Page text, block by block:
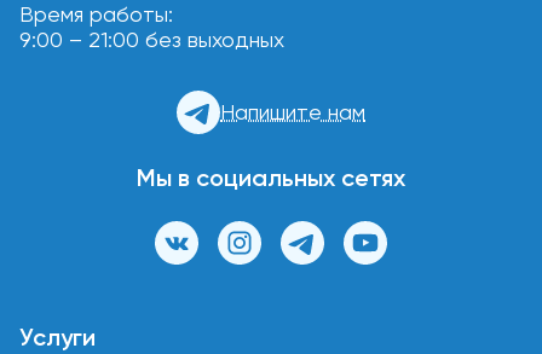
Время работы:
9:00 – 21:00 без выходных
Напишите нам
Мы в социальных сетях
Услуги